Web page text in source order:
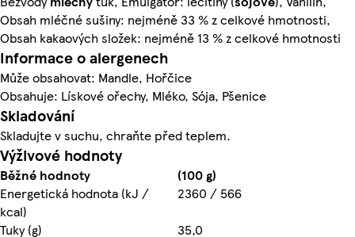
Obsah mléčné sušiny: nejméně 33 % z celkové hmotnosti,
Obsah kakaových složek: nejméně 13 % z celkové hmotnosti
Informace o alergenech
Může obsahovat: Mandle, Hořčice
Obsahuje: Lískové ořechy, Mléko, Sója, Pšenice
Skladování
Skladujte v suchu, chraňte před teplem.
Výživové hodnoty
Běžné hodnoty
(100 g)
Energetická hodnota (kJ /
kcal)
2360 / 566
Tuky (g)
35,0